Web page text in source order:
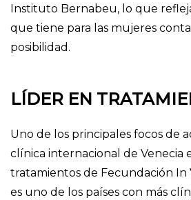
Instituto Bernabeu, lo que
que tiene para las mujeres
posibilidad.
LÍDER EN
Uno de los principales focos de
clínica internacional de Venecia
tratamientos de Fecundación In
es uno de los países con más